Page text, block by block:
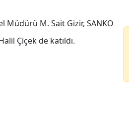
Müdürü M. Sait Gizir, SANKO
Çiçek de katıldı.